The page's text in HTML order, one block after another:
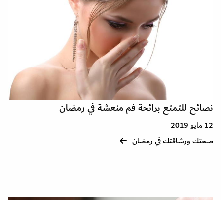
نصائح للتمتع برائحة فم منعشة في رمضان
12 مايو 2019
صحتك ورشاقتك في رمضان